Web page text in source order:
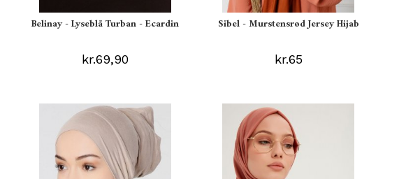
Belinay - Lyseblå Turban - Ecardin
kr.69,90
Sibel - Murstensrød Jersey Hijab
kr.65